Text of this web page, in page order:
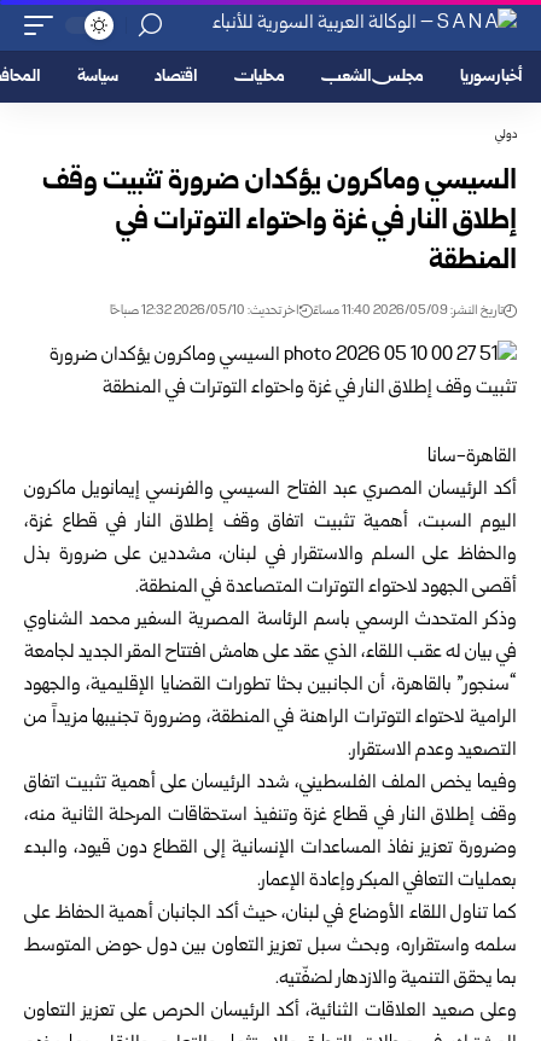
أخبار سوريا مجلس الشعب محليات اقتصاد سياسة
دولي
السيسي وماكرون يؤكدان ضرورة تثبيت وقف
إطلاق النار في غزة واحتواء التوترات في
المنطقة
تاريخ النشر: 2026/05/09 11:40 مساءً اخر تحديث: 2026/05/10 12:32 صباحًا
القاهرة-سانا
أكد الرئيسان المصري عبد الفتاح السيسي والفرنسي إيمانويل ماكرون
اليوم السبت، أهمية تثبيت اتفاق وقف إطلاق النار في قطاع غزة،
والحفاظ على السلم والاستقرار في لبنان، مشددين على ضرورة بذل
أقصى الجهود لاحتواء التوترات المتصاعدة في المنطقة.
وذكر المتحدث الرسمي باسم الرئاسة المصرية السفير محمد الشناوي
في بيان له عقب اللقاء، الذي عقد على هامش افتتاح المقر الجديد لجامعة
“سنجور” بالقاهرة، أن الجانبين بحثا تطورات القضايا الإقليمية، والجهود
الرامية لاحتواء التوترات الراهنة في المنطقة، وضرورة تجنيبها مزيداً من
التصعيد وعدم الاستقرار.
وفيما يخص الملف الفلسطيني، شدد الرئيسان على أهمية تثبيت اتفاق
وقف إطلاق النار في قطاع غزة وتنفيذ استحقاقات المرحلة الثانية منه،
وضرورة تعزيز نفاذ المساعدات الإنسانية إلى القطاع دون قيود، والبدء
بعمليات التعافي المبكر وإعادة الإعمار.
كما تناول اللقاء الأوضاع في لبنان، حيث أكد الجانبان أهمية الحفاظ على
سلمه واستقراره، وبحث سبل تعزيز التعاون بين دول حوض المتوسط
بما يحقق التنمية والازدهار لضفّتيه.
وعلى صعيد العلاقات الثنائية، أكد الرئيسان الحرص على تعزيز التعاون